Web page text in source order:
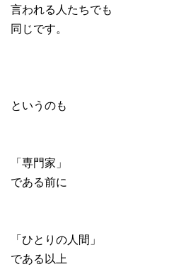
言われる人たちでも
同じです。
というのも
「専門家」
である前に
「ひとりの人間」
である以上